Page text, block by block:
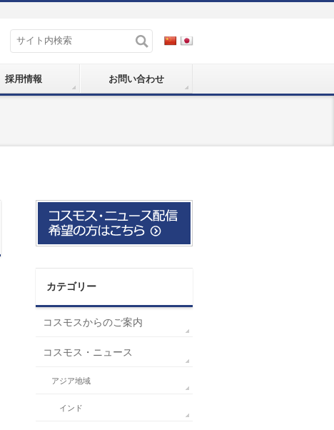
採用情報 お問い合わせ
カテゴリー
コスモスからのご案内
コスモス・ニュース
アジア地域
インド